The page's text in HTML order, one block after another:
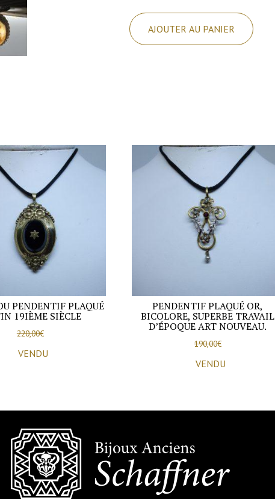
de
Broche-
coquillage,
1940-
AJOUTER AU PANIER
PENDENTIF PLAQUÉ
19IÈME SIÈCLE
220,00€
VENDU
PENDENTIF PLAQUÉ OR,
BICOLORE, SUPERBE TRAVAIL
D’ÉPOQUE ART NOUVEAU.
190,00€
VENDU